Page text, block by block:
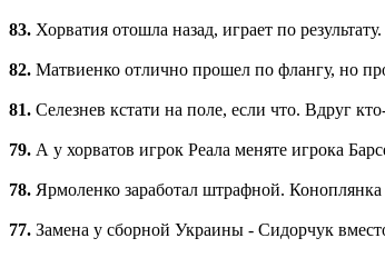
83. Хорватия отошла назад, играет по результату.
82. Матвиенко отлично прошел по флангу, но
81. Селезнев кстати на поле, если что. Вдруг
79. А у хорватов игрок Реала меняте игрока
78. Ярмоленко заработал штрафной.
77. Замена у сборной Украины - Сидорчук